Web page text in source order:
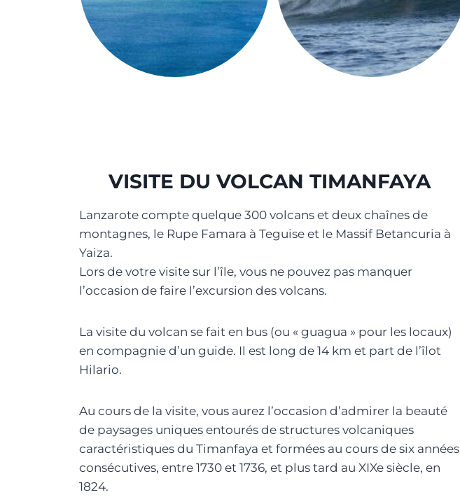
VISITE DU VOLCAN TIMANFAYA
Lanzarote compte quelque 300 volcans et deux chaînes de
montagnes, le Rupe Famara à Teguise et le Massif Betancuria à
Yaiza.
Lors de votre visite sur l’île, vous ne pouvez pas manquer
l’occasion de faire l’excursion des volcans.
La visite du volcan se fait en bus (ou « guagua » pour les locaux)
en compagnie d’un guide. Il est long de 14 km et part de l’îlot
Hilario.
Au cours de la visite, vous aurez l’occasion d’admirer la beauté
de paysages uniques entourés de structures volcaniques
caractéristiques du Timanfaya et formées au cours de six années
consécutives, entre 1730 et 1736, et plus tard au XIXe siècle, en
1824.